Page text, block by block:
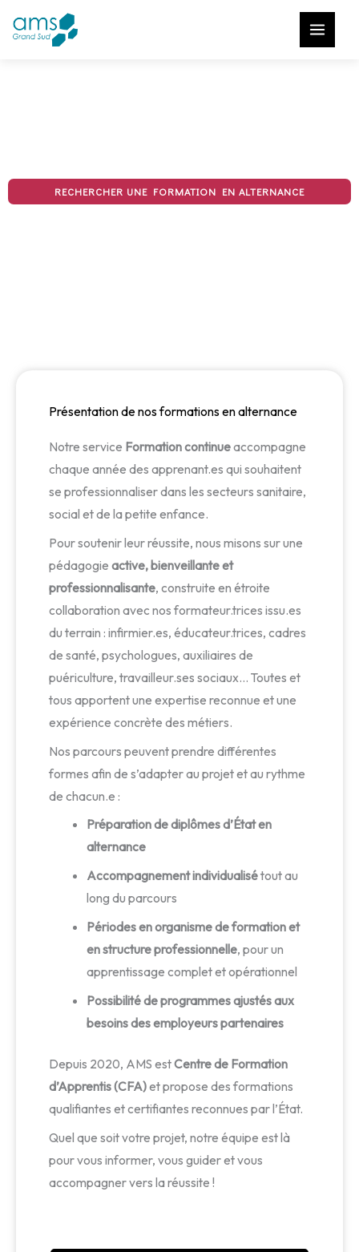
RECHERCHER UNE FORMATION EN ALTERNANCE
Présentation de nos formations en alternance
Notre service Formation continueaccompagne
chaque année des apprenant.es qui souhaitent
se professionnaliser dans les secteurs sanitaire,
social et de la petite enfance.
Pour soutenir leur réussite, nous misons sur une
pédagogie active, bienveillante et
professionnalisante, construite en étroite
collaboration avec nos formateur.trices issu.es
du terrain : infirmier.es, éducateur.trices, cadres
de santé, psychologues, auxiliaires de
puériculture, travailleur.ses sociaux… Toutes et
tous apportent une expertise reconnue et une
expérience concrète des métiers.
Nos parcours peuvent prendre différentes
formes afin de s’adapter au projet et au rythme
de chacun.e :
Préparation de diplômes d’État en
alternance
Accompagnement individualisétout au
long du parcours
Périodes en organisme de formation et
en structure professionnelle, pour un
apprentissage complet et opérationnel
Possibilité de programmes ajustés aux
besoins des employeurs partenaires
Depuis 2020, AMS estCentre de Formation
d’Apprentis (CFA)et propose des formations
qualifiantes et certifiantes reconnues par l’État.
Quel que soit votre projet, notre équipe est là
pour vous informer, vous guider et vous
accompagner vers la réussite !